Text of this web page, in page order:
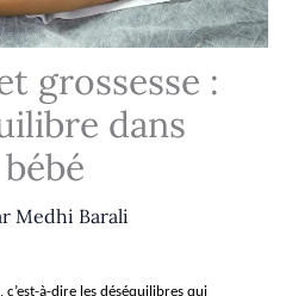
grossesse :
dans
Medhi Barali
c’est-à-dire les déséquilibres qui